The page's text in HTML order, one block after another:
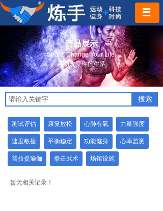
产品展示
Sports Change Your Life.
运动改变你的生活
搜索
测试评估 康复放松 心肺有氧 力量强度
速度敏捷 平衡稳定 功能健身 心率监测
普拉提瑜伽 拳击武术 场馆设施
暂无相关记录！